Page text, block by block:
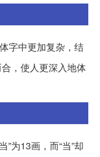
字中更加复杂，结
，使人更深入地体
”为13画，而“当”却